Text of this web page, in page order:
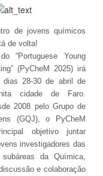
de jovens químicos
de volta!
“Portuguese Young
(PyCheM 2025) irá
dias 28-30 de abril de
cidade de Faro.
2008 pelo Grupo de
(GQJ), o PyCheM
objetivo juntar
investigadores das
da Química,
e colaboração